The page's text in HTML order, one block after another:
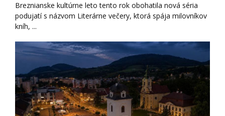
Breznianske kultúrne leto tento rok obohatila nová séria
podujatí s názvom Literárne večery, ktorá spája milovníkov
kníh, ...